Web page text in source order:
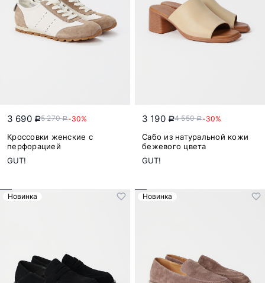
3 690 a5 270a-30%
Кроссовки женские с
перфорацией
GUT!
3 190 a4 550a-30%
Сабо из натуральной кожи
бежевого цвета
GUT!
Новинка Новинка